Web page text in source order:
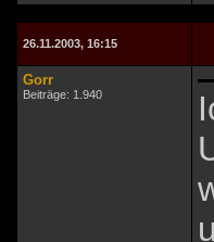
26.11.2003, 16:15
Gorr
Beiträge: 1.940